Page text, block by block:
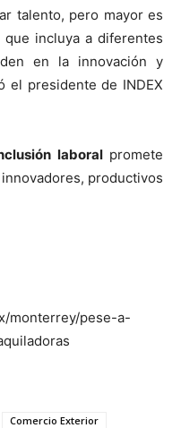
talento, pero mayor es
incluya a diferentes
en la innovación y
el presidente de INDEX
laboral promete
productivos
monterrey/pese-a-
Comercio Exterior